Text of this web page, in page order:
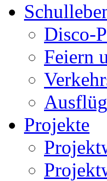
Disco-
Feiern
Projekte